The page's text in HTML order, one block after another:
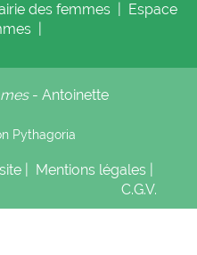
des femmes
Espace
- Antoinette
Pythagoria
Mentions légales
C.G.V.